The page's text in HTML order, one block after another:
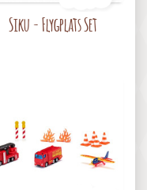
Siku - Flygplats Set